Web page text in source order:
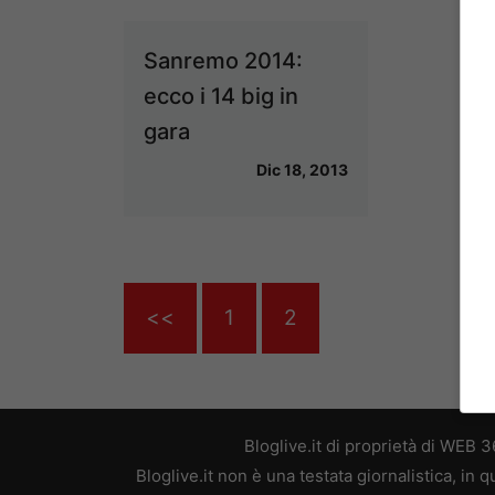
Sanremo 2014:
ecco i 14 big in
gara
Dic 18, 2013
<< 1 2
Bloglive.it di proprietà di WEB
Bloglive.it non è una testata giornalistica, in